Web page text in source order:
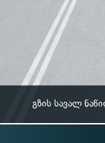
გზის სავალ